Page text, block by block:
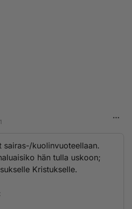
sairas-/kuolinvuoteellaan.
hän tulla uskoon;
Kristukselle.